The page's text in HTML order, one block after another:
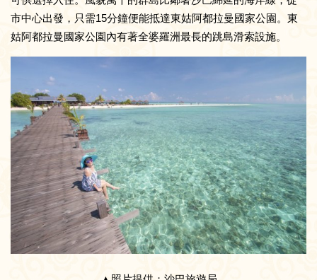
市中心出發，只需15分鐘便能抵達東姑阿都拉曼國家公園。東
姑阿都拉曼國家公園內有著全婆羅洲最長的跳島滑索設施。